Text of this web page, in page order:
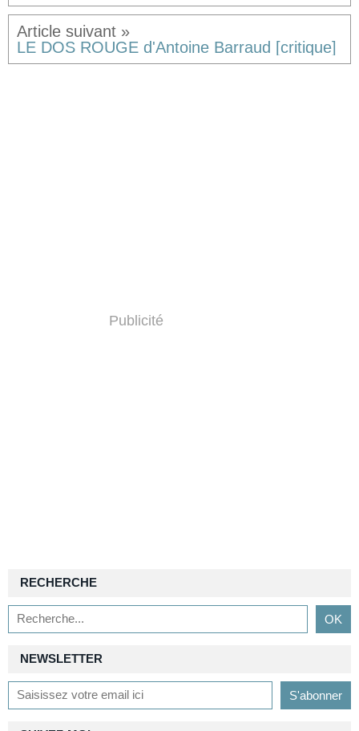
LE DOS ROUGE d'Antoine Barraud [critique]
Publicité
NEWSLETTER
RECHERCHE